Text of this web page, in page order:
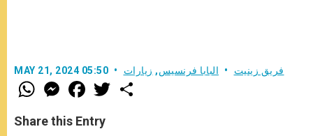
MAY 21, 2024 05:50 فريق زينيت البابا فرنسيس, زيارات
W
h
t
s
M
e
s
e
F
a
e
b
w
Share this Entry